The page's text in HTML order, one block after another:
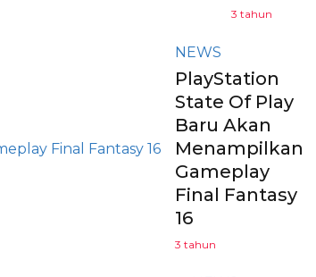
3 tahun
NEWS
PlayStation
State Of Play
Baru Akan
Menampilkan
Gameplay
Final Fantasy
16
3 tahun